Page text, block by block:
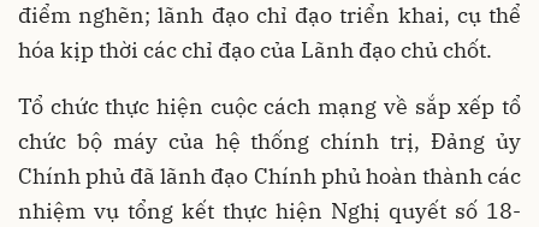
điểm nghẽn; lãnh đạo chỉ đạo triển khai, cụ thể
hóa kịp thời các chỉ đạo của Lãnh đạo chủ chốt.
Tổ chức thực hiện cuộc cách mạng về sắp xếp tổ
chức bộ máy của hệ thống chính trị, Đảng ủy
Chính phủ đã lãnh đạo Chính phủ hoàn thành các
nhiệm vụ tổng kết thực hiện Nghị quyết số 18-